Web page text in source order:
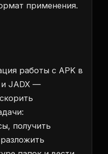
применения.
работы с APK в
и JADX —
получить